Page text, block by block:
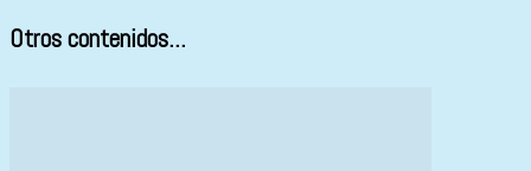
Otros contenidos...